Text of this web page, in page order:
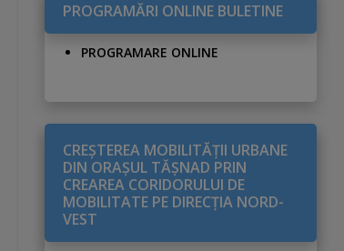
PROGRAMĂRI ONLINE BULETINE
PROGRAMARE ONLINE
CREŞTEREA MOBILITĂŢII URBANE
DIN ORAŞUL TĂŞNAD PRIN
CREAREA CORIDORULUI DE
MOBILITATE PE DIRECŢIA NORD-
VEST